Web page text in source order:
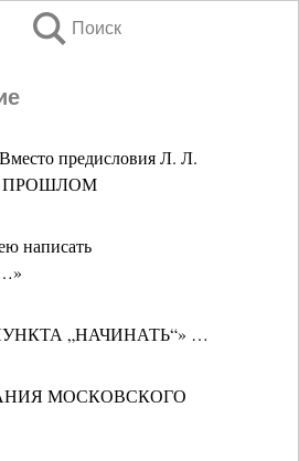
Поиск
предисловия Л. Л.
ПРОШЛОМ
написать
„НАЧИНАТЬ“» …
МОСКОВСКОГО